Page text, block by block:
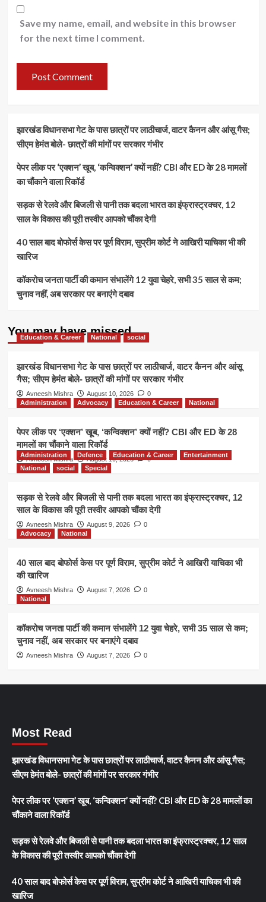
Save my name, email, and website in this browser
for the next time I comment.
झारखंड विधानसभा गेट के पास छात्रों पर लाठीचार्ज, वाटर कैनन और आंसू गैस;
सीएम हेमंत बोले- छात्रों की मांगों पर सरकार गंभीर
पेपर लीक पर ‘एक्शन’ खूब, ‘कन्विक्शन’ क्यों नहीं? CBI और ED के 28 मामलों
का चौंकाने वाला रिकॉर्ड
सड़क से रेलवे और बिजली से पानी तक बदला भारत का इंफ्रास्ट्रक्चर, 12
साल के विकास की पूरी तस्वीर आपको चौंका देगी
40 साल बाद बोफोर्स केस पर पूर्ण विराम, सुप्रीम कोर्ट ने आखिरी याचिका भी की
खारिज
कॉकरोच जनता पार्टी की कमान संभालेंगे 12 युवा चेहरे, सभी 35 साल से कम;
चुनाव नहीं, अब सरकार पर बनाएंगे दबाव
You may have missed
Education & Career National social
झारखंड विधानसभा गेट के पास छात्रों पर लाठीचार्ज, वाटर कैनन और आंसू
गैस; सीएम हेमंत बोले- छात्रों की मांगों पर सरकार गंभीर
Avneesh Mishra August 10, 2026
0
Administration
Advocacy Education & Career National
पेपर लीक पर ‘एक्शन’ खूब, ‘कन्विक्शन’ क्यों नहीं? CBI और ED के 28
मामलों का चौंकाने वाला रिकॉर्ड
Avneesh Mishra August 10, 2026 0
Administration Defence Education & Career
Entertainment
National
social Special
सड़क से रेलवे और बिजली से पानी तक बदला भारत का इंफ्रास्ट्रक्चर, 12
साल के विकास की पूरी तस्वीर आपको चौंका देगी
Avneesh Mishra August 9, 2026
0
Advocacy
National
40 साल बाद बोफोर्स केस पर पूर्ण विराम, सुप्रीम कोर्ट ने आखिरी याचिका भी
की खारिज
Avneesh Mishra August 7, 2026
0
National
कॉकरोच जनता पार्टी की कमान संभालेंगे 12 युवा चेहरे, सभी 35 साल से कम;
चुनाव नहीं, अब सरकार पर बनाएंगे दबाव
Avneesh Mishra August 7, 2026 0
Most Read
झारखंड विधानसभा गेट के पास छात्रों पर लाठीचार्ज, वाटर कैनन और आंसू गैस;
सीएम हेमंत बोले- छात्रों की मांगों पर सरकार गंभीर
पेपर लीक पर ‘एक्शन’ खूब, ‘कन्विक्शन’ क्यों नहीं? CBI और ED के 28 मामलों का
चौंकाने वाला रिकॉर्ड
सड़क से रेलवे और बिजली से पानी तक बदला भारत का इंफ्रास्ट्रक्चर, 12 साल
के विकास की पूरी तस्वीर आपको चौंका देगी
40 साल बाद बोफोर्स केस पर पूर्ण विराम, सुप्रीम कोर्ट ने आखिरी याचिका भी की
खारिज